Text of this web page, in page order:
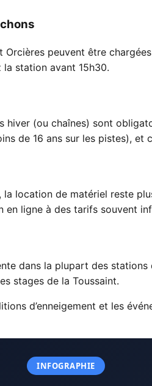
Orcières peuvent être
station avant 15h30.
hiver (ou chaînes) sont
de 16 ans sur les pistes),
la location de matériel reste
ligne à des tarifs souvent
dans la plupart des
stages de la Toussaint.
d’enneigement et les
INFOGRAPHIE